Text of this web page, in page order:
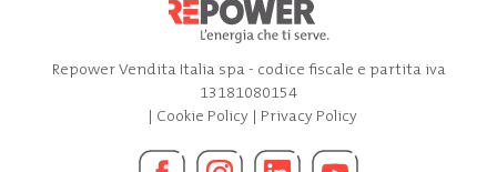
Repower Vendita Italia spa - codice fiscale e partita iva
13181080154
| Cookie Policy| Privacy Policy